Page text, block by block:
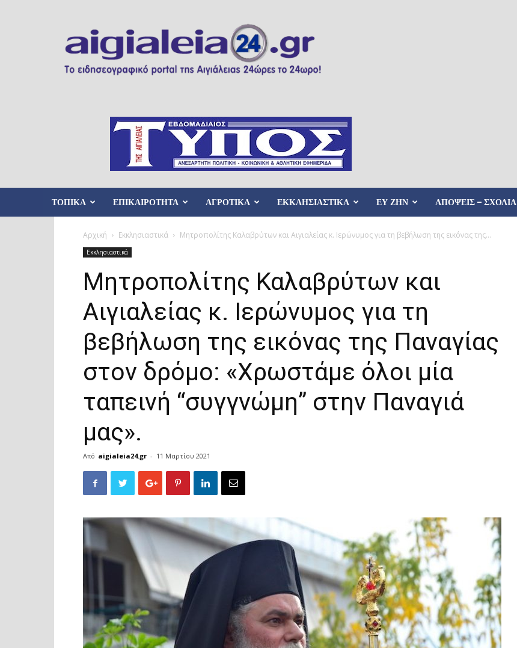
ΤΟΠΙΚΑ ΕΠΙΚΑΙΡΟΤΗΤΑ ΑΓΡΟΤΙΚΑ ΕΚΚΛΗΣΙΑΣΤΙΚΑ ΕΥ ΖΗΝ ΑΠΟΨΕΙΣ – ΣΧΟΛΙΑ
Αρχική Εκκλησιαστικά Μητροπολίτης Καλαβρύτων και Αιγιαλείας κ. Ιερώνυμος για τη βεβήλωση της εικόνας της...
Εκκλησιαστικά
Μητροπολίτης Καλαβρύτων και
Αιγιαλείας κ. Ιερώνυμος για τη
βεβήλωση της εικόνας της Παναγίας
στον δρόμο: «Χρωστάμε όλοι μία
ταπεινή “συγγνώμη” στην Παναγιά
μας».
Από aigialeia24.gr - 11 Μαρτίου 2021